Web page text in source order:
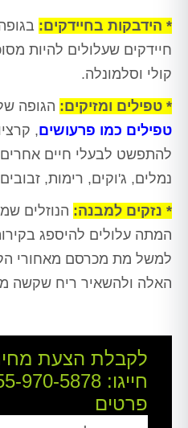
* הידבקות בחיידקים:
חיידקים שעלולים להיות
קולי וסלמונלה.
* טפילים ומזיקים: הגופה
טפילים כמו פרעושים,
להתפשט לבעלי חיים
נמלים, ג'וקים, רימות,
* נזקים למבנה: הנוזלים
המתה עלולים להיספג
למשל מת מכרסם מאחורי
האלה ולהשאיר ריח שקשה
לקבלת הצעת מחיר
חייגו: 970-5878
פרטים